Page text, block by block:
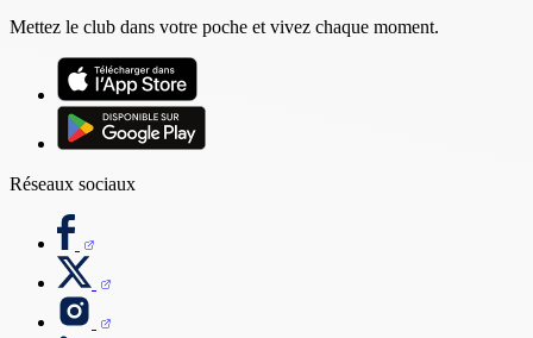
Mettez le club dans votre poche et vivez chaque moment.
Réseaux sociaux